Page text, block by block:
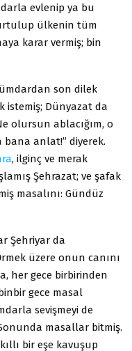
evlenip ya bu
ülkenin tüm
karar vermiş; bin
son dilek
istemiş; Dünyazat da
olursun ablacığım, o
anlat!” diyerek.
, ilginç ve merak
Şehrazat; ve şafak
masalını: Gündüz
Şehriyar da
üzere onun canını
her gece birbirinden
gece masal
sevişmeyi de
masallar bitmiş.
bir eşe kavuşup